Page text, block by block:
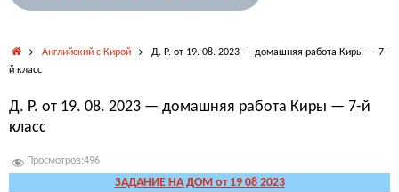
ГлавнаяАнглийский с Кирой
Д. Р. от 19. 08. 2023 — домашняя работа Киры — 7-
й класс
Д. Р. от 19. 08. 2023 — домашняя работа Киры — 7-й
класс
Просмотров:496
ЗАДАНИЕ НА ДОМ от 19 08 2023